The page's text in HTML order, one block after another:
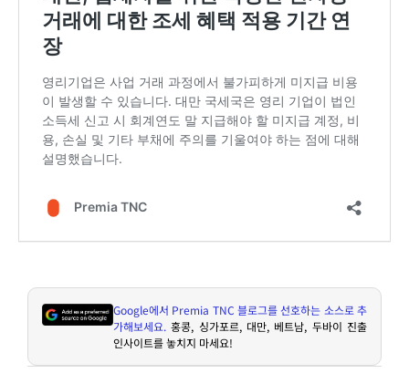
Google에서 Premia TNC블로그를 선호하는 소스로 추
가해보세요. 홍콩, 싱가포르, 대만, 베트남, 두바이 진출
인사이트를 놓치지 마세요!